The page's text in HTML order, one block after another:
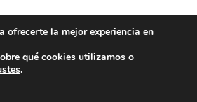
Universidad
ofrecerte la mejor experiencia en
qué cookies utilizamos o
.